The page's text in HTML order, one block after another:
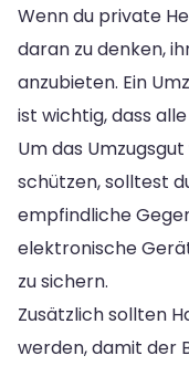
Wenn du private
daran zu denken,
anzubieten. Ein
ist wichtig, dass
Um das
schützen, solltest
empfindliche
elektronische
zu sichern.
Zusätzlich sollten
werden, damit der